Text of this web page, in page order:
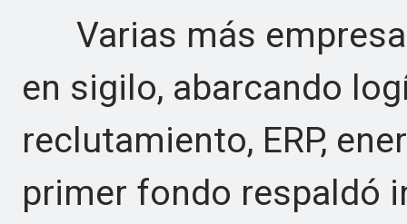
Varias más
en sigilo, abarcando
reclutamiento, ERP,
primer fondo respaldó